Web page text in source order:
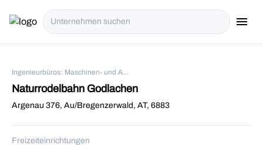
menu
Ingenieurbüros: Maschinen- und Anlagenbau in Au/Bregenzerwald
Naturrodelbahn Godlachen
Argenau 376, Au/Bregenzerwald, AT, 6883
Freizeiteinrichtungen